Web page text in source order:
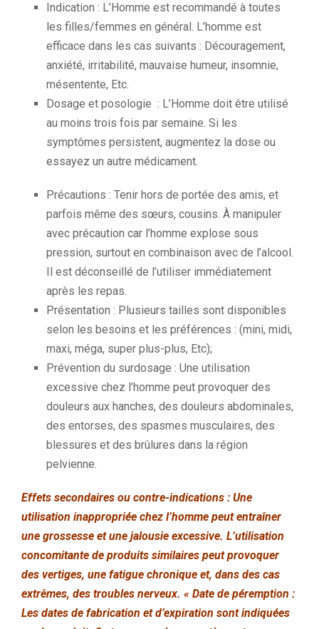
Indication : L’Homme est recommandé à toutes
les filles/femmes en général. L’homme est
efficace dans les cas suivants : Découragement,
anxiété, irritabilité, mauvaise humeur, insomnie,
mésentente, Etc.
Dosage et posologie : L’Homme doit être utilisé
au moins trois fois par semaine. Si les
symptômes persistent, augmentez la dose ou
essayez un autre médicament.
Précautions : Tenir hors de portée des amis, et
parfois même des sœurs, cousins. À manipuler
avec précaution car l’homme explose sous
pression, surtout en combinaison avec de l’alcool.
Il est déconseillé de l’utiliser immédiatement
après les repas.
Présentation : Plusieurs tailles sont disponibles
selon les besoins et les préférences : (mini, midi,
maxi, méga, super plus-plus, Etc);
Prévention du surdosage : Une utilisation
excessive chez l’homme peut provoquer des
douleurs aux hanches, des douleurs abdominales,
des entorses, des spasmes musculaires, des
blessures et des brûlures dans la région
pelvienne.
Effets secondaires ou contre-indications : Une
utilisation inappropriée chez l’homme peut entraîner
une grossesse et une jalousie excessive. L’utilisation
concomitante de produits similaires peut provoquer
des vertiges, une fatigue chronique et, dans des cas
extrêmes, des troubles nerveux. « Date de péremption :
Les dates de fabrication et d’expiration sont indiquées